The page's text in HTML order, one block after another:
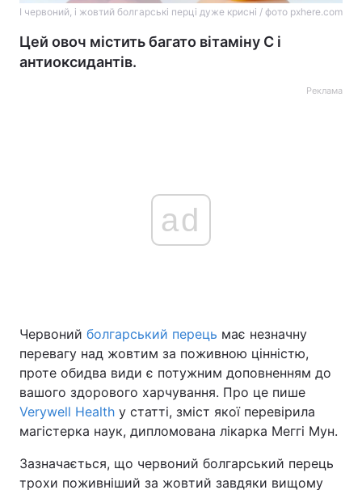
Головна Війна
Україна Політика
Економіка
Спорт Наука
І червоний, і жовтий болгарські перці дуже крисні / фото pxhere.com
Цей овоч містить багато вітаміну С і
антиоксидантів.
Реклама
ad
Червоний болгарський перець має незначну
перевагу над жовтим за поживною цінністю,
проте обидва види є потужним доповненням до
вашого здорового харчування. Про це пише
Verywell Health у статті, зміст якої перевірила
магістерка наук, дипломована лікарка Меггі Мун.
Зазначається, що червоний болгарський перець
трохи поживніший за жовтий завдяки вищому